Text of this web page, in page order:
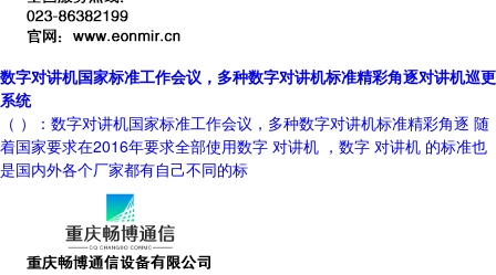
数字对讲机国家标准工作会议，多种数字对讲机标准精彩角逐对讲机巡更
系统
（ ）：数字对讲机国家标准工作会议，多种数字对讲机标准精彩角逐 随
着国家要求在2016年要求全部使用数字 对讲机 ，数字 对讲机 的标准也
是国内外各个厂家都有自己不同的标